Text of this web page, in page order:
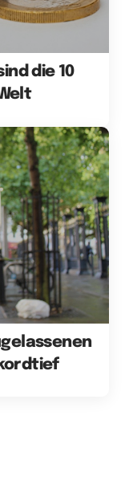
die 10